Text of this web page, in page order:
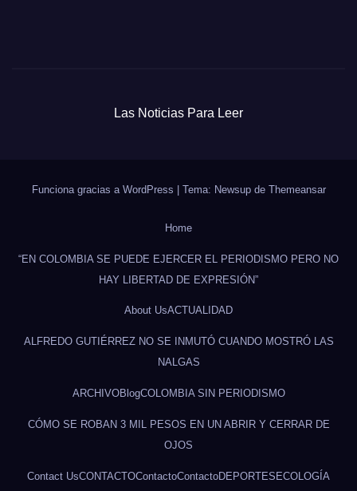
Las Noticias Para Leer
Funciona gracias a WordPress | Tema: Newsup de Themeansar
Home
“EN COLOMBIA SE PUEDE EJERCER EL PERIODISMO PERO NO
HAY LIBERTAD DE EXPRESIÓN”
About UsACTUALIDAD
ALFREDO GUTIÉRREZ NO SE INMUTÓ CUANDO MOSTRÓ LAS
NALGAS
ARCHIVOBlogCOLOMBIA SIN PERIODISMO
CÓMO SE ROBAN 3 MIL PESOS EN UN ABRIR Y CERRAR DE
OJOS
Contact UsCONTACTOContactoContactoDEPORTESECOLOGÍA